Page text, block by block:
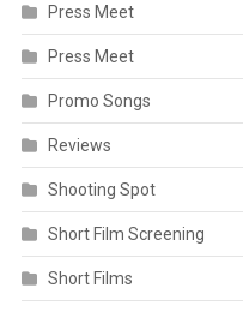
Press Meet
Press Meet
Promo Songs
Reviews
Shooting Spot
Short Film Screening
Short Films